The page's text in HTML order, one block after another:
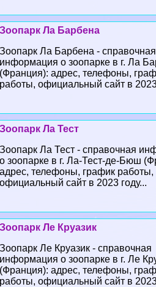
Зоопарк Ла Барбена
Зоопарк Ла Барбена - справочная
информация о зоопарке в г. Ла
(Франция): адрес, телефоны,
работы, официальный сайт в 2023
Зоопарк Ла Тест
Зоопарк Ла Тест - справочная
о зоопарке в г. Ла-Тест-де-Бюш
адрес, телефоны, график работы,
официальный сайт в 2023 году...
Зоопарк Ле Круазик
Зоопарк Ле Круазик - справочная
информация о зоопарке в г. Ле
(Франция): адрес, телефоны,
работы, официальный сайт в 2023